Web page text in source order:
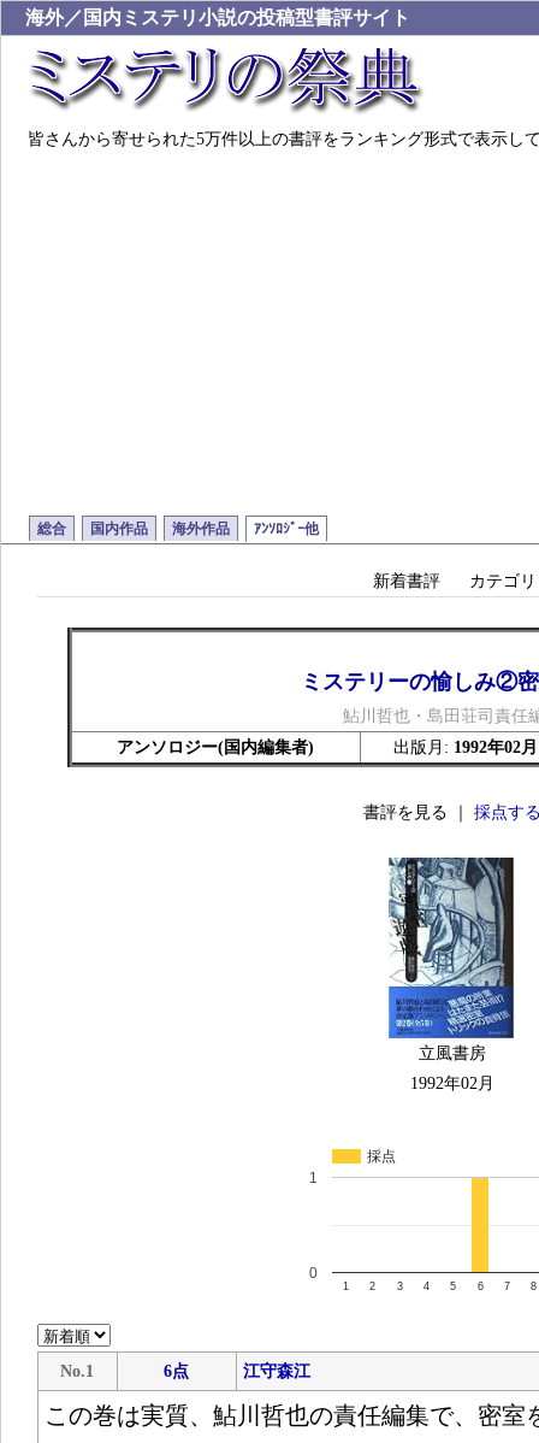
海外／国内ミステリ小説の投稿型書評サイト
皆さんから寄せられた5万件以上の書評をランキング形式で表示し
総合 国内作品 海外作品 ｱﾝｿﾛｼﾞｰ他
新着書評 カテゴリ
ミステリーの愉しみ②
鮎川哲也・島田荘司責任
アンソロジー(国内編集者)
出版月: 1992年02月
書評を見る ｜ 採点す
立風書房
1992年02月
採点
1 2 3 4 5 6 7 8
0
1
No.1 6点 江守森江
この巻は実質、鮎川哲也の責任編集で、密室